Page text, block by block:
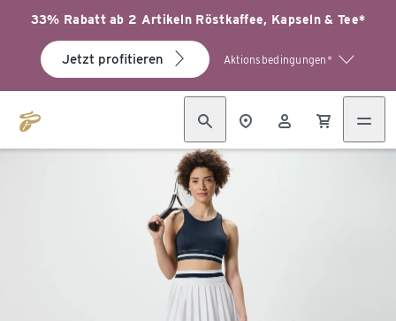
33% Rabatt ab 2 Artikeln Röstkaffee, Kapseln & Tee*
Jetzt profitieren Aktionsbedingungen*